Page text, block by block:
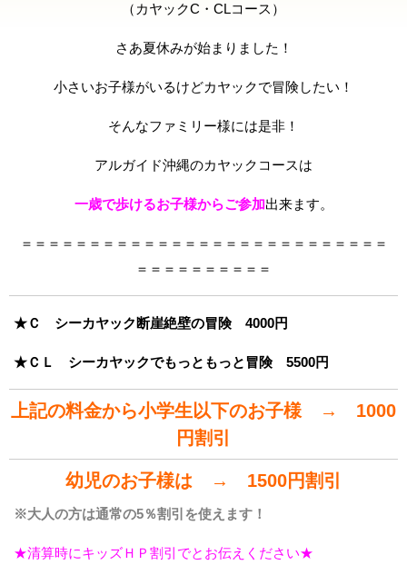
（カヤックC・CLコース）
さあ夏休みが始まりました！
小さいお子様がいるけどカヤックで冒険したい！
そんなファミリー様には是非！
アルガイド沖縄のカヤックコースは
一歳で歩けるお子様からご参加出来ます。
＝＝＝＝＝＝＝＝＝＝＝＝＝＝＝＝＝＝＝＝＝＝＝＝＝＝＝
＝＝＝＝＝＝＝＝＝＝
★Ｃ シーカヤック断崖絶壁の冒険 4000円
★ＣＬ シーカヤックでもっともっと冒険 5500円
上記の料金から小学生以下のお子様 → 1000
円割引
幼児のお子様は → 1500円割引
※大人の方は通常の5％割引を使えます！
★清算時にキッズＨＰ割引でとお伝えください★